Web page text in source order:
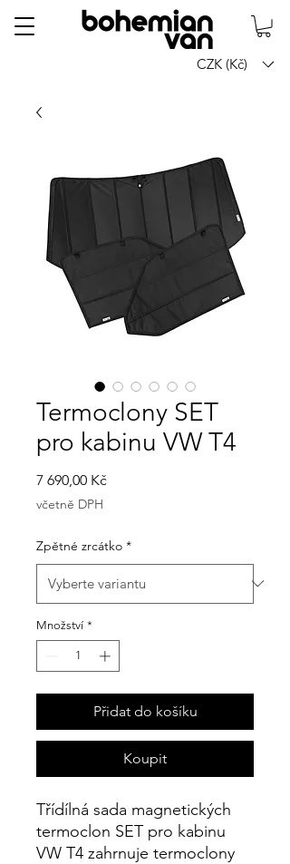
CZK (Kč)
Termoclony SET
pro kabinu VW T4
7 690,00 KčCena
včetně DPH
Zpětné zrcátko *
Množství *
Přidat do košíku
Koupit
Třídílná sada magnetických
termoclon SET pro kabinu
VW T4 zahrnuje termoclony